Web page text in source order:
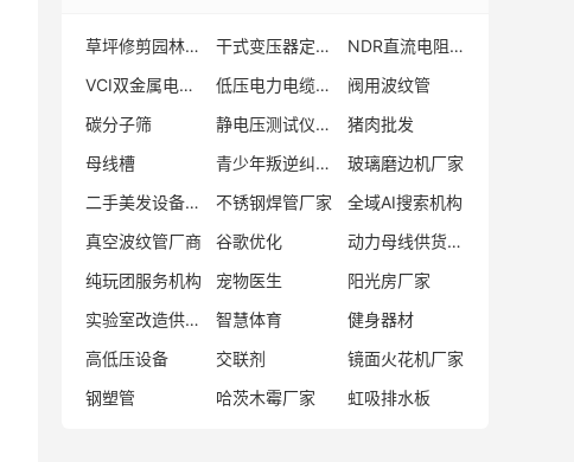
草坪修剪园林绿化 干式变压器定制厂家
NDR直流电阻测试仪生产商
VCI双金属电缆桥架
低压电力电缆工厂
阀用波纹管
碳分子筛
静电压测试仪厂家
猪肉批发
母线槽
青少年叛逆纠正学校
玻璃磨边机厂家
二手美发设备服务商
不锈钢焊管厂家
全域AI搜索机构
真空波纹管厂商
谷歌优化
动力母线供货厂家
纯玩团服务机构
宠物医生
阳光房厂家
实验室改造供应商
智慧体育
健身器材
高低压设备
交联剂
镜面火花机厂家
钢塑管
哈茨木霉厂家 虹吸排水板